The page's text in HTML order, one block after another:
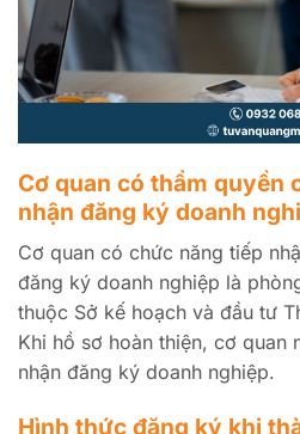
Cơ quan có thẩm quyền
nhận đăng ký doanh
Cơ quan có chức năng tiếp
đăng ký doanh nghiệp là
thuộc Sở kế hoạch và đầu tư
Khi hồ sơ hoàn thiện, cơ quan
nhận đăng ký doanh nghiệp.
Hình thức đăng ký khi